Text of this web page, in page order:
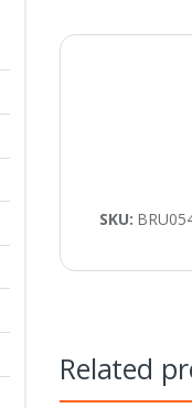
SKU:
Related